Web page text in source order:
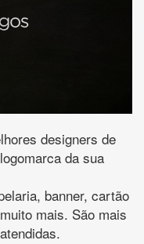
designers de
da sua
banner, cartão
mais. São mais